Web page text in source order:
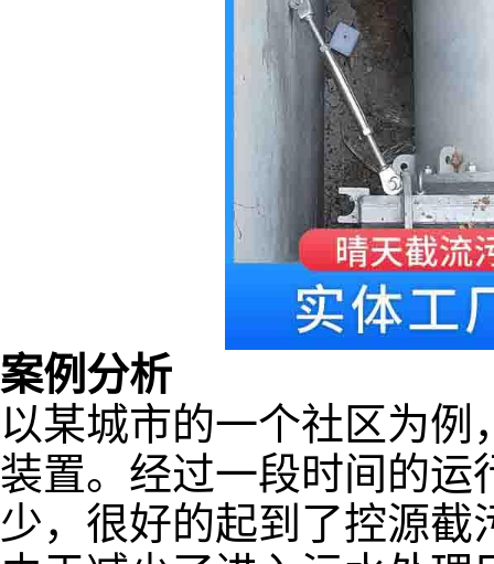
案例分析
以某城市的一个社区为
装置。经过一段时间的运
少，很好的起到了控源